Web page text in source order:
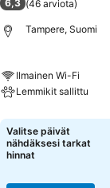
6,3 (46 arviota)
Tampere, Suomi
Ilmainen Wi-Fi
Lemmikit sallittu
Valitse päivät
nähdäksesi tarkat
hinnat